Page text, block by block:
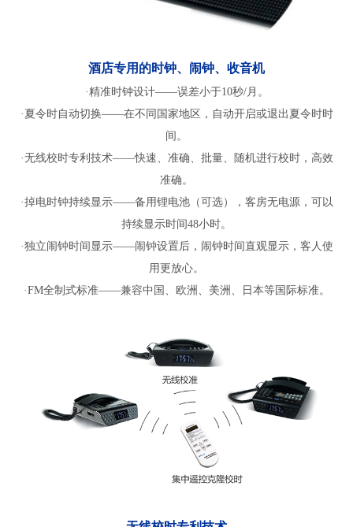
酒店专用的时钟、闹钟、收音机
·精准时钟设计——误差小于10秒/月。
·夏令时自动切换——在不同国家地区，自动开启或退出夏令时时
间。
·无线校时专利技术——快速、准确、批量、随机进行校时，高效
准确。
·掉电时钟持续显示——备用锂电池（可选），客房无电源，可以
持续显示时间48小时。
·独立闹钟时间显示——闹钟设置后，闹钟时间直观显示，客人使
用更放心。
·FM全制式标准——兼容中国、欧洲、美洲、日本等国际标准。